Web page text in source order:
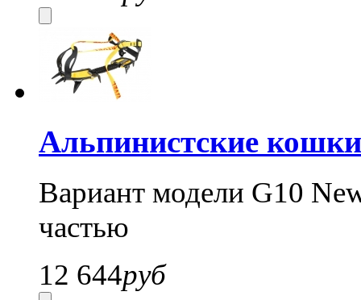
Альпинистские
Вариант модели G10
частью
12 644руб